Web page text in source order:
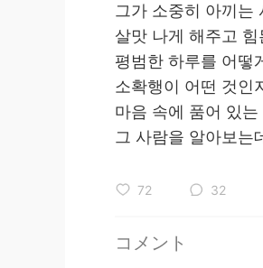
그가 소중히 아끼는
살맛 나게 해주고
평범한 하루를 어떻
소확행이 어떤 것인
마음 속에 품어 있
그 사람을 알아보는
72 32
コメント